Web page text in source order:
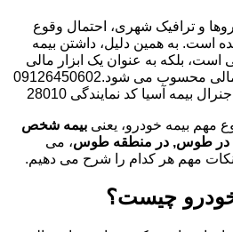
و ترافیک شهری، احتمال وقوع
است. به همین دلیل، داشتن بیمه
است، بلکه به عنوان یک ابزار مالی
برای کاهش ریسک های احتمالی محسوب می شود.09126450602
بیمه آسیا کد نمایندگی 28010
مهم بیمه خودرو، یعنی بیمه شخص
در طوس, در منطقه طوس، می
نکات مهم هر کدام را شرح می دهیم.
چیست؟